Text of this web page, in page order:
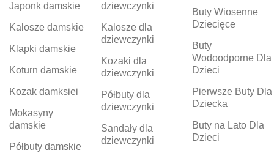
Japonk damskie
Kalosze damskie
Klapki damskie
Koturn damskie
Kozak damksiei
Mokasyny
damskie
Półbuty damskie
dziewczynki
Kalosze dla
dziewczynki
Kozaki dla
dziewczynki
Półbuty dla
dziewczynki
Sandały dla
dziewczynki
Buty Wiosenne
Dziecięce
Buty
Wodoodporne Dla
Dzieci
Pierwsze Buty Dla
Dziecka
Buty na Lato Dla
Dzieci